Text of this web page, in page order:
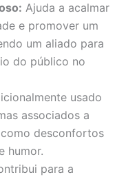
Ajuda a acalmar
e promover um
um aliado para
do público no
usado
associados a
desconfortos
humor.
para a